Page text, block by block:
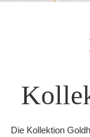
Die Kollektion